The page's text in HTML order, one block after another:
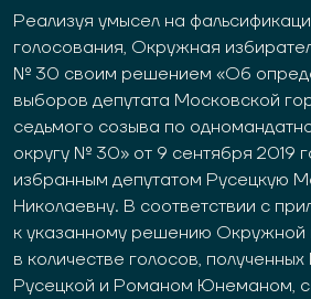
Реализуя умысел на
голосования, Окружная
№ 30 своим решением «Об
выборов депутата Московской
седьмого созыва по
округу № 30» от 9 сентября 2019
избранным депутатом Русецкую
Николаевну. В соответствии с
к указанному решению Окружной
в количестве голосов,
Русецкой и Романом Юнеманом,